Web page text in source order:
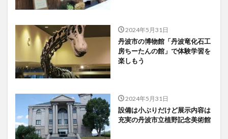
2024年5月31日
丹波市の博物館「丹波竜化石工
房ちーたんの館」で体験学習を
楽しもう
2024年5月31日
設備は小ぶりだけど展示内容は
充実の丹波市立植野記念美術館